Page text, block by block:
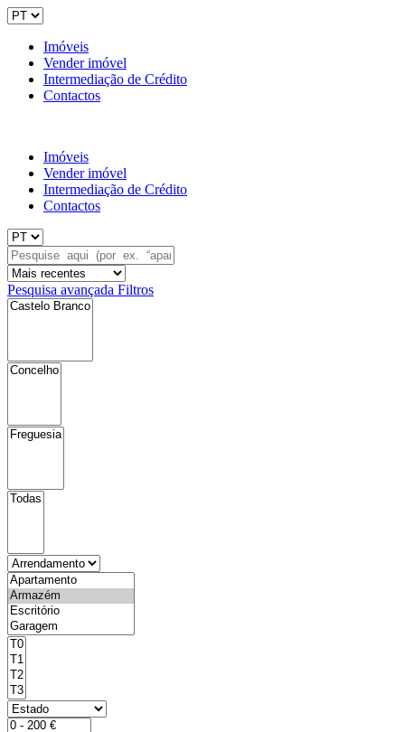
Imóveis
Vender imóvel
Intermediação de Crédito
Contactos
Imóveis
Vender imóvel
Intermediação de Crédito
Contactos
Pesquisa avançada Filtros